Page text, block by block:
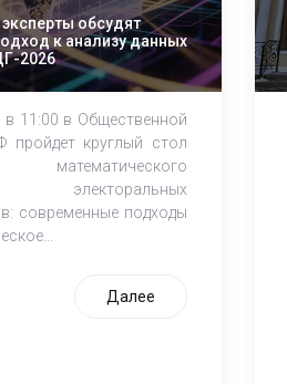
эксперты обсудят
к анализу данных
2026
в 11:00 в Общественной
пройдет круглый стол
математического
электоральных
современные подходы
Далее